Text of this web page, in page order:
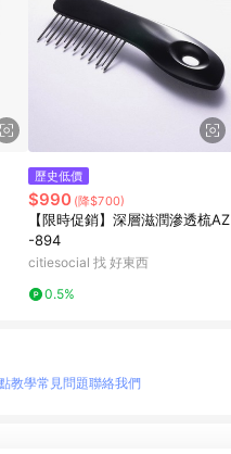
歷史低價
$990 (降$700)
【限時促銷】深層滋潤滲透梳AZ
-894
citiesocial 找 好東西
0.5%
教學常見問題聯絡我們